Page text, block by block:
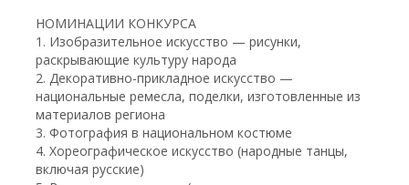
НОМИНАЦИИ КОНКУРСА
1. Изобразительное искусство — рисунки,
раскрывающие культуру народа
2. Декоративно-прикладное искусство —
национальные ремесла, поделки, изготовленные из
материалов региона
3. Фотография в национальном костюме
4. Хореографическое искусство (народные танцы,
включая русские)